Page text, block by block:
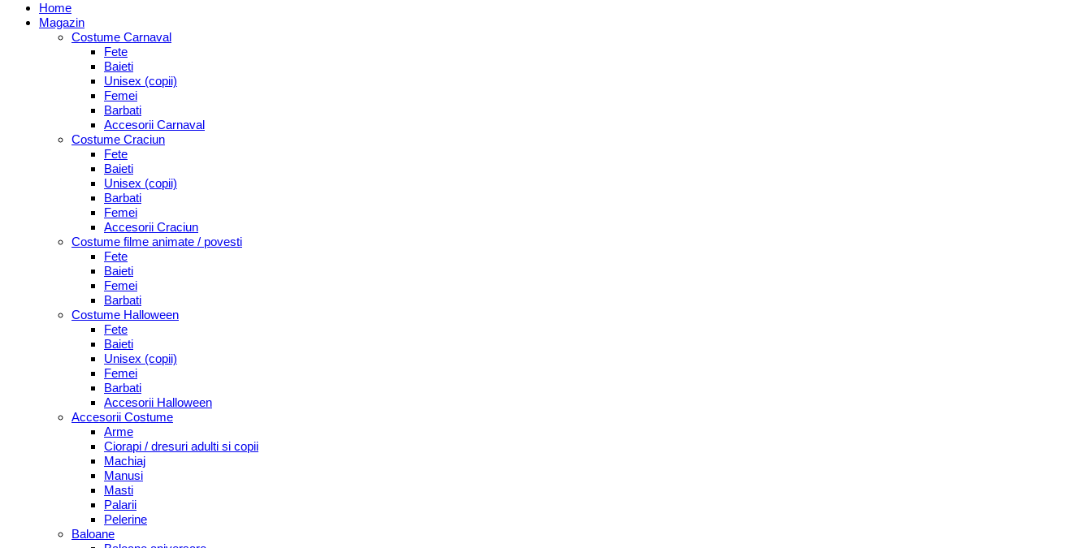
Home
Magazin
Costume Carnaval
Fete
Baieti
Unisex (copii)
Femei
Barbati
Accesorii Carnaval
Costume Craciun
Fete
Baieti
Unisex (copii)
Barbati
Femei
Accesorii Craciun
Costume filme animate / povesti
Fete
Baieti
Femei
Barbati
Costume Halloween
Fete
Baieti
Unisex (copii)
Femei
Barbati
Accesorii Halloween
Accesorii Costume
Arme
Ciorapi / dresuri adulti si copii
Machiaj
Manusi
Masti
Palarii
Pelerine
Baloane